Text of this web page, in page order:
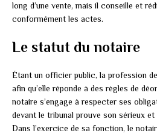
long d’une vente, mais il conseille et
conformément les actes.
Le statut du notaire
Étant un officier public, la profession
afin qu’elle réponde à des règles de
notaire s’engage à respecter ses
devant le tribunal prouve son sérieux
Dans l’exercice de sa fonction, le